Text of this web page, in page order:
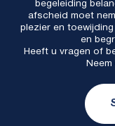
begeleiding
afscheid moet
plezier en
en
Heeft u vragen of